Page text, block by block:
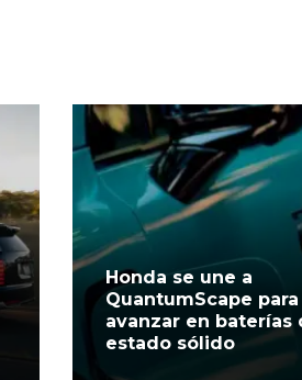
Honda se une a
QuantumScape para
avanzar en baterías
estado sólido